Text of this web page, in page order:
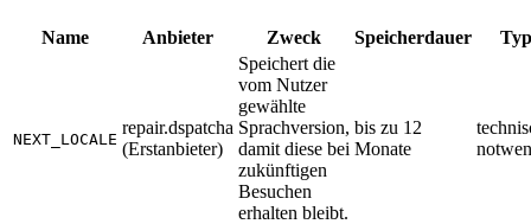
Name Anbieter Zweck Speicherdauer Typ
NEXT_LOCALE
repair.dspatcha
(Erstanbieter)
Speichert die
vom Nutzer
gewählte
Sprachversion,
damit diese bei
zukünftigen
Besuchen
erhalten bleibt.
bis zu 12
Monate